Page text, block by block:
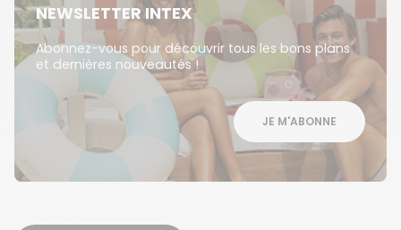
NEWSLETTER INTEX
Abonnez-vous pour découvrir tous les bons plans
et dernières nouveautés !
JE M'ABONNE